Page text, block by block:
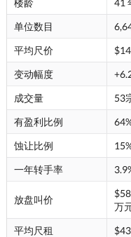
单位数目
平均尺价
变动幅度
成交量
53
有盈利比例
蚀让比例
一年转手率
放盘叫价
万
平均尺租